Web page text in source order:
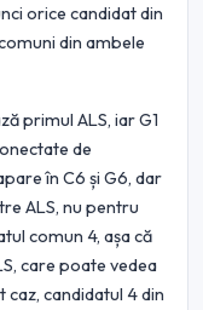
orice candidat din
din ambele
primul ALS, iar G1
de
în C6 și G6, dar
ALS, nu pentru
comun 4, așa că
care poate vedea
caz, candidatul 4 din